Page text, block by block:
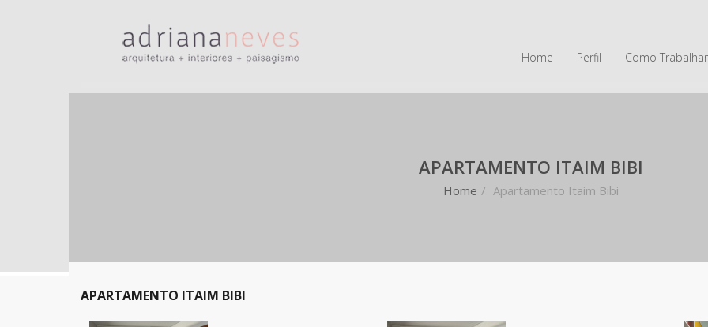
Home Perfil Como
APARTAMENTO ITAIM BIBI
Home / Apartamento Itaim Bibi
APARTAMENTO ITAIM BIBI